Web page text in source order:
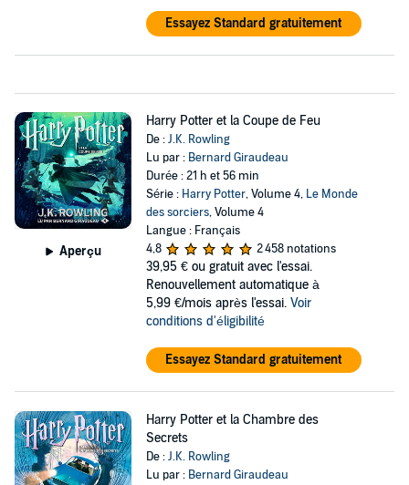
Essayez Standard gratuitement
Aperçu
Harry Potter et la Coupe de Feu
De :J.K. Rowling
Lu par : Bernard Giraudeau
Durée : 21 h et 56 min
Série : Harry Potter, Volume 4, Le Monde
des sorciers, Volume 4
Langue : Français
4,8
2 458 notations
39,95 € ou gratuit avec l'essai.
Renouvellement automatique à
5,99 €/mois après l'essai. Voir
conditions d'éligibilité
Essayez Standard gratuitement
Harry Potter et la Chambre des
Secrets
De :J.K. Rowling
Lu par : Bernard Giraudeau